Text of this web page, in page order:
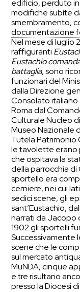
edificio, perduto
modifiche subìte
smembramento,
documentazione
Nel mese di luglio
raffiguranti
Eustachio
battaglia, sono
funzionari del
dalla Direzione
Consolato
Roma dal
Culturale Nucleo
Museo Nazionale
Tutela Patrimonio
le tavolette erano
che ospitava la
della parrocchia di
sportello era
cerniere, nei cui
sedici scene, gli
sant’Eustachio,
narrati da Jacopo
1902 gli sportelli
Successivamente
scene che le
sul mercato
MuNDA, cinque
e tre risultano
presso la Diocesi